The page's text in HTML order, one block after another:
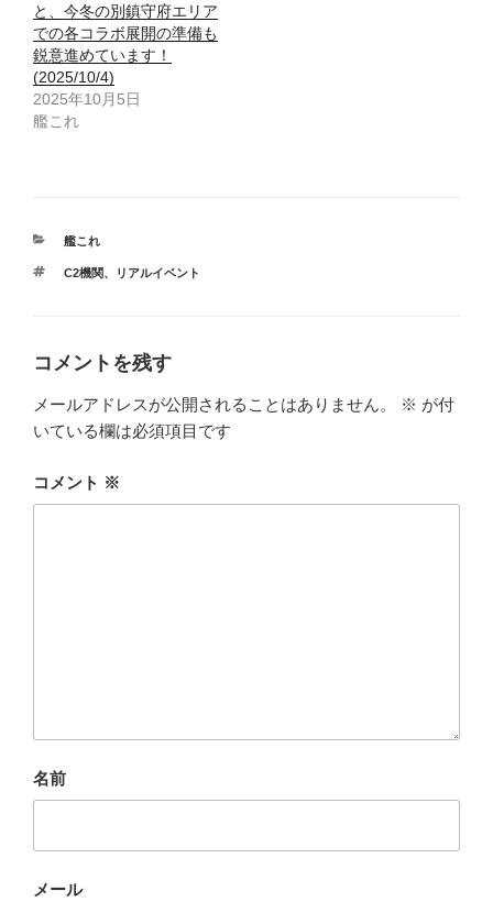
と、今冬の別鎮守府エリア
での各コラボ展開の準備も
鋭意進めています！
(2025/10/4)
2025年10月5日
艦これ
カ
ゴ
艦これ
タ
C2機関、 リアルイベント
コメントを残す
メールアドレスが公開されることはありません。 ※ が付
いている欄は必須項目です
コメント ※
名前
メール